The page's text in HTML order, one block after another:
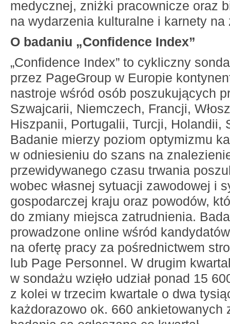
medycznej, zniżki pracownicze oraz
na wydarzenia kulturalne i karnety
O badaniu „Confidence Index”
„Confidence Index” to cykliczny
przez PageGroup w Europie
nastroje wśród osób poszukujących
Szwajcarii, Niemczech, Francji,
Hiszpanii, Portugalii, Turcji, Holandii,
Badanie mierzy poziom optymizmu
w odniesieniu do szans na
przewidywanego czasu trwania
wobec własnej sytuacji zawodowej i
gospodarczej kraju oraz powodów,
do zmiany miejsca zatrudnienia.
prowadzone online wśród
na ofertę pracy za pośrednictwem
lub Page Personnel. W drugim
w sondażu wzięło udział ponad 15
z kolei w trzecim kwartale o dwa
każdorazowo ok. 660 ankietowanych